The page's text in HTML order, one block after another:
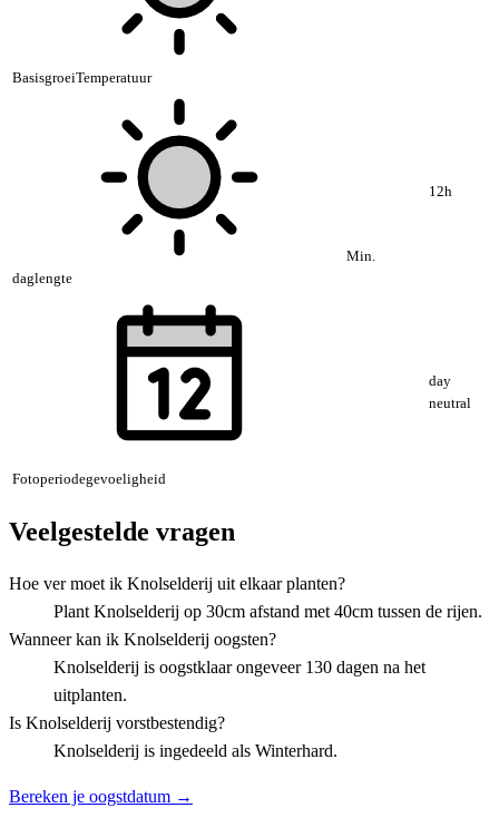
BasisgroeiTemperatuur
Min.
daglengte
12h
Fotoperiodegevoeligheid
day
neutral
Veelgestelde vragen
Hoe ver moet ik Knolselderij uit elkaar planten?
Plant Knolselderij op 30cm afstand met 40cm tussen de rijen.
Wanneer kan ik Knolselderij oogsten?
Knolselderij is oogstklaar ongeveer 130 dagen na het
uitplanten.
Is Knolselderij vorstbestendig?
Knolselderij is ingedeeld als Winterhard.
Bereken je oogstdatum →